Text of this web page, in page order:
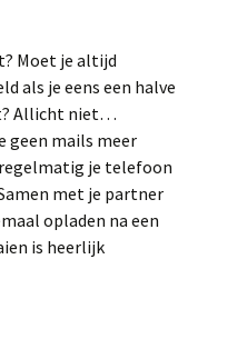
Moet je altijd
als je eens een halve
Allicht niet…
geen mails meer
je telefoon
met je partner
opladen na een
is heerlijk